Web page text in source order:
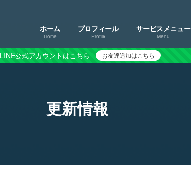
ホーム
Home
プロフィール
Profile
サービスメニュー
Menu
LINE公式アカウントはこちら お友達追加はこちら
更新情報